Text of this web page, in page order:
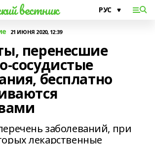
вестник
21 ИЮНЯ 2020, 12:39
перенесшие
сосудистые
бесплатно
заболеваний, при
лекарственные